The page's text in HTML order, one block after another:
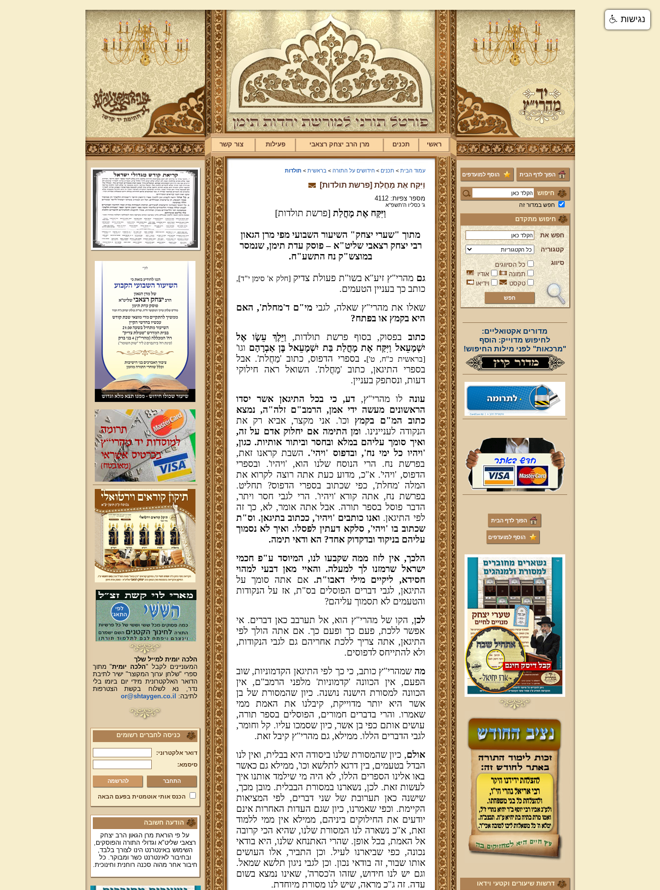
ראשי תכנים מרן הרב יצחק רצאבי פעילות צור קשר
הפוך לדף הבית הוסף למועדפים
חיפוש
חפש במדור זה
חיפוש מתקדם
חפש את
קטגוריה
סיווג
כל הסיווגים
תמונה
אודיו
טקסט
וידיאו
מדורים אקטואליים:
לחיפוש מדוייק: הוסף
"מרכאות" לפני מילות החיפוש!
הפוך לדף הבית
הוסף למועדפים
דרשות שיעורים וקטעי וידאו
עמוד הבית > תכנים >חידושים על התורה > בראשית > תולדות
וַיִּקַּח אֶת מָחֳלַת [פרשת תולדות]
מספר צפיות: 4112
ג' כסליו ה'תשפ''א
וַיִּקַּח אֶת מָחֳלַת [פרשת תולדות]
מתוך "שערי יצחק" השיעור השבועי מפי מרן הגאון
רבי יצחק רצאבי שליט"א – פוסק עדת תימן, שנמסר
במוצש"ק נח התשע"ח.
גם מהרי"ץ זיע"א בשו"ת פעולת צדיק[חלק א' סימן י"ד],
כותב כך בעניין הטעמים.
שאלו את מהרי"ץ שאלה, לגבי מי"ם ד'מחלת', האם
היא בקמץ או בפתח?
כתוב בפסוק, בסוף פרשת תולדות, וַיֵּלֶךְ עֵשָׂו אֶל
יִשְׁמָעֵאל וַיִּקַּח אֶת מָחֳלַת בַּת יִשְׁמָעֵאל בֶּן אַבְרָהָם וגו'
[בראשית כ"ח, ט'].בספרי הדפוס, כתוב 'מַחֲלת'. אבל
בספרי התיגאן, כתוב 'מָחֳלת'. השואל ראה חילוקי
דעות, ונסתפק בעניין.
עונה לו מהרי"ץ,דע, כי בכל התיגאן אשר יסדו
הראשונים מעשה ידי אמן, הרמב"ם זלה"ה, נמצא
כתוב המ"ם בקמץ וכו'. אני מקצר, אביא רק את
הנקודה לעניינינו. ומן התימה אם יחלוק אדם על זה,
ואיך סומך עליהם במלא ובחסר וביתור אותיות. כגון,
'ויהיו כל ימי נח', ובדפוס 'ויהי'. השבת קראנו זאת,
בפרשת נח. הרי הנוסח שלנו הוא, 'ויהיו'. ובספרי
הדפוס, 'ויהי'. א"כ, מדוע כעת אתה רוצה לקרוא את
המלה 'מחלת', כפי שכתוב בספרי הדפוס? תחליט.
בפרשת נח, אתה קורא 'ויהיו'. הרי לגבי חסר ויתר,
הדבר פוסל בספר תורה. אבל אתה אומר, לא, כך זה
לפי התיגאן. ואנו כותבים 'ויהיו', ככתוב בתיגאן. וס"ת
שכתוב בו 'ויהי', סלקא דעתין לפסלו. ואיך לא נסמוך
עליהם בניקוד ובדקדוק אחד? הא ודאי תימה.
הלכך, אין לזוז ממה שקבעו לנו, המיוסד ע"פ חכמי
ישראל שרמזנו לך למעלה. והאיי מאן דבעי למהוי
חסידא, ליקיים מילי דאבו"ת.אם
אתה סומך על
התיגאן, לגבי דברים הפוסלים בס"ת, אז על הנקודות
והטעמים לא תסמוך עליהם?
לכן, הקו של מהרי"ץ הוא, אל תערבב כאן דברים. אי
אפשר ללכת, פעם כך ופעם כך. אם אתה הולך לפי
התיגאן, אתה צריך ללכת אחריהם גם לגבי הנקודות,
ולא להתייחס לדפוסים.
מה שמהרי"ץ כותב, כי כך לפי התיגאן הקדמוניות, שוב
הפעם, אין הכוונה 'קדמוניות' מלפני הרמב"ם, אין
הכוונה למסורת הישנה נושנה. כיון שהמסורת של בן
אשר היא יותר מדוייקת, קיבלנו את האמת ממי
שאמרו. והרי בדברים חמורים, הפוסלים בספר תורה,
עושים אותם כפי בן אשר, כיון שסמכו עליו. קל וחומר,
לגבי הדברים הללו. ממילא, גם מהרי"ץ קיבל זאת.
אולם, כיון שהמסורת שלנו ביסודה היא בבלית, ואין לנו
הבדל בטעמים, בין דרגא לתלשא וכו', ממילא גם כאשר
באו אלינו הספרים הללו, לא היה מי שילמד אותנו איך
לעשות זאת. לכן, נשארנו במסורת הבבלית. מובן מכך,
שישנה כאן תערובת של שני דברים, לפי המציאות
הקיימת. וכפי שאמרנו, כיון שגם העדות האחרות אינם
יודעים את החילוקים ביניהם, ממילא אין ממי ללמוד
זאת, א"כ נשארה לנו המסורת שלנו, שהיא הכי קרובה
אל האמת, בכל אופן. שהרי האתנחא שלנו, היא בודאי
נכונה, כפי שביארנו לעיל. וכן התביר, אלו העושים
אותו שבור, זה בודאי נכון. וכן לגבי ניגון תלשא שמאל.
וגם יש לנו חידוש, שזהו ה'כסרה', שאינו נמצא בשום
עדה. זה ג"כ מראה, שיש לנו מסורת מיוחדת.
הלכה יומית למייל שלך
המעוניינים לקבל "הלכה יומית" מתוך
ספרי "שלחן ערוך המקוצר" ישיר לתיבת
הדואר האלקטרונית מידי יום ביומו בלי
נדר, נא לשלוח בקשת הצטרפות
לתיבה:
or@shtaygen.co.il
כניסה לחברים רשומים
דואר אלקטרוני:
סיסמא:
להרשמה
הכנס אותי אוטמטית בפעם הבאה
הודעה חשובה
על פי הוראת מרן הגאון הרב יצחק
רצאבי שליט"א וגדולי התורה והפוסקים,
השימוש באינטרנט הינו לצורך בלבד,
ובחיבור לאינטרנט כשר ומבוקר. כל
חיבור אחר מהוה סכנה רוחנית וחינוכית.
נגישות